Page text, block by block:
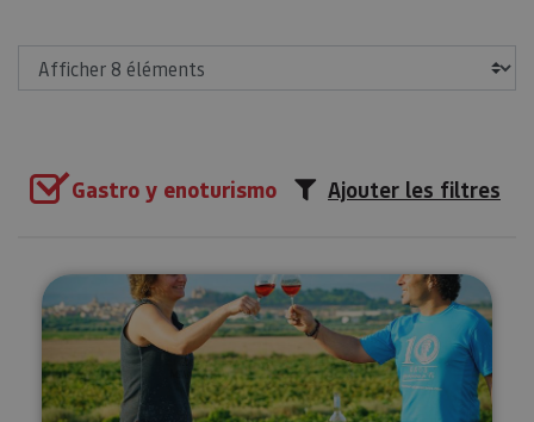
Gastro y enoturismo Ajouter les filtres
Visita a viñedo y Bodegas